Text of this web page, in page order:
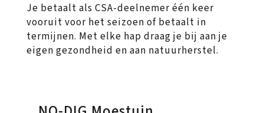
Je betaalt als CSA-deelnemer één keer
vooruit voor het seizoen of betaalt in
termijnen. Met elke hap draag je bij aan je
eigen gezondheid en aan natuurherstel.